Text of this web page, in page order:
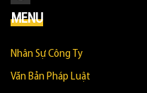
MENU
Nhân Sự Công Ty
Văn Bản Pháp Luật